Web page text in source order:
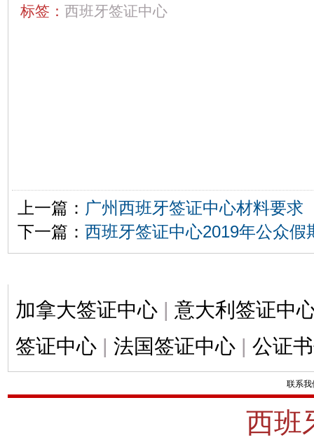
标签： 西班牙签证中心
上一篇： 广州西班牙签证中心材料要求
下一篇： 西班牙签证中心2019年公众假
加拿大签证中心 | 意大利签证中
签证中心 | 法国签证中心 | 公证
联系我
西班